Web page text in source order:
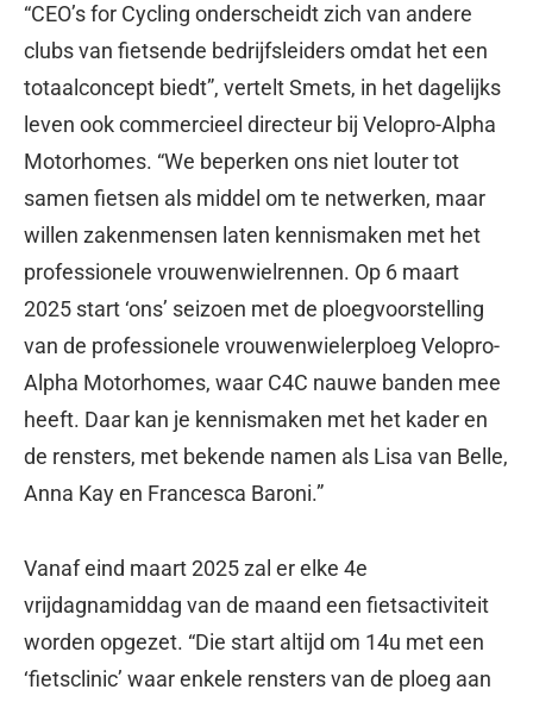
“CEO’s for Cycling onderscheidt zich van andere
clubs van fietsende bedrijfsleiders omdat het een
totaalconcept biedt”, vertelt Smets, in het dagelijks
leven ook commercieel directeur bij Velopro-Alpha
Motorhomes. “We beperken ons niet louter tot
samen fietsen als middel om te netwerken, maar
willen zakenmensen laten kennismaken met het
professionele vrouwenwielrennen. Op 6 maart
2025 start ‘ons’ seizoen met de ploegvoorstelling
van de professionele vrouwenwielerploeg Velopro-
Alpha Motorhomes, waar C4C nauwe banden mee
heeft. Daar kan je kennismaken met het kader en
de rensters, met bekende na­men als Lisa van Belle,
Anna Kay en Francesca Baroni.”
Vanaf eind maart 2025 zal er elke 4e
vrijdagnamiddag van de maand een fietsactiviteit
worden opgezet. “Die start altijd om 14u met een
‘fietsclinic’ waar enkele rensters van de ploeg aan